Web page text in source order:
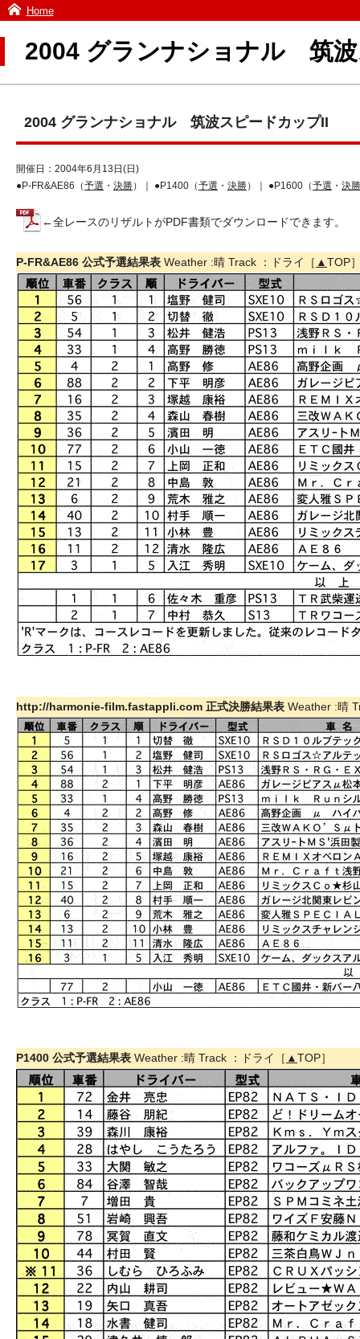
Home
2004 グランナショナル 筑
2004 グランナショナル 筑波スピードカップII
開催日：2004年6月13日(日)
●P-FR&AE86（予選 ・ 決勝）｜ ●P1400（予選 ・ 決勝）｜ ●P1600（予選 ・ 決勝
←全レースのリザルトがPDF書類でダウンロードできます。
P-FR&AE86 公式予選結果表 Weather :晴 Track ：ドライ［ ▲TOP
http://harmonie-film.fastappli.com 正式決勝結果表 Weather :晴
P1400 公式予選結果表 Weather :晴 Track ：ドライ［ ▲TOP］